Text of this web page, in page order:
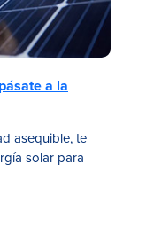
a la
asequible, te
solar para